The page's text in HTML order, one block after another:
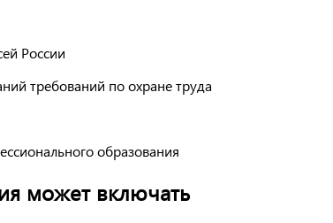
России
требований по охране труда
образования
может включать